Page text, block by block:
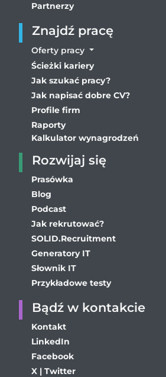
Partnerzy
Znajdź pracę
Oferty pracy
Ścieżki kariery
Jak szukać pracy?
Jak napisać dobre CV?
Profile firm
Raporty
Kalkulator wynagrodzeń
Rozwijaj się
Prasówka
Blog
Podcast
Jak rekrutować?
SOLID.Recruitment
Generatory IT
Słownik IT
Przykładowe testy
Bądź w kontakcie
Kontakt
LinkedIn
Facebook
X | Twitter